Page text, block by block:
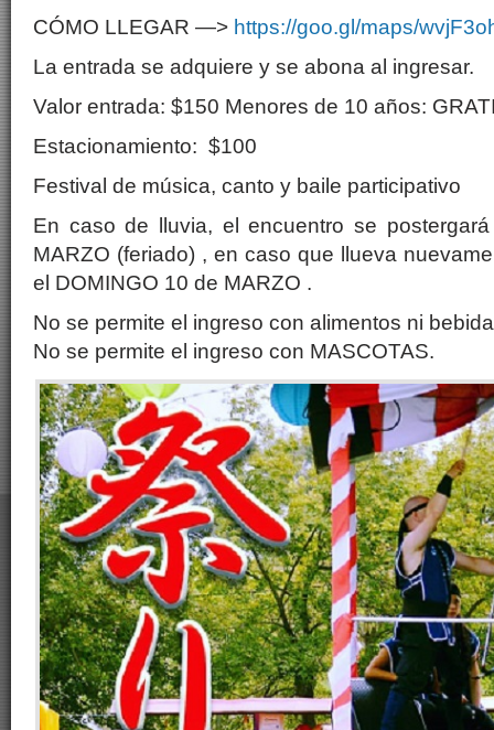
CÓMO LLEGAR —> https://goo.gl/maps/
La entrada se adquiere y se abona al ingresar.
Valor entrada: $150 Menores de 10 años:
Estacionamiento: $100
Festival de música, canto y baile participativo
En caso de lluvia, el encuentro se
MARZO (feriado) , en caso que llueva
el DOMINGO 10 de MARZO .
No se permite el ingreso con alimentos ni
No se permite el ingreso con MASCOTAS.